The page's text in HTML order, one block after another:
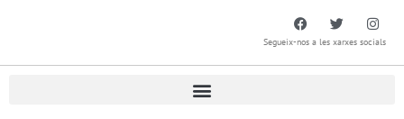
Segueix-nos a les xarxes socials